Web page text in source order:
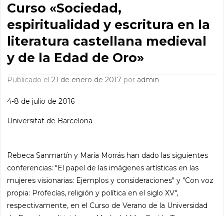
Curso «Sociedad,
espiritualidad y escritura en la
literatura castellana medieval
y de la Edad de Oro»
Publicado el21 de enero de 2017 por admin
4-8 de julio de 2016
Universitat de Barcelona
Rebeca Sanmartín y María Morrás han dado las siguientes
conferencias: "El papel de las imágenes artísticas en las
mujeres visionarias: Ejemplos y consideraciones" y "Con voz
propia: Profecías, religión y política en el siglo XV",
respectivamente, en el Curso de Verano de la Universidad